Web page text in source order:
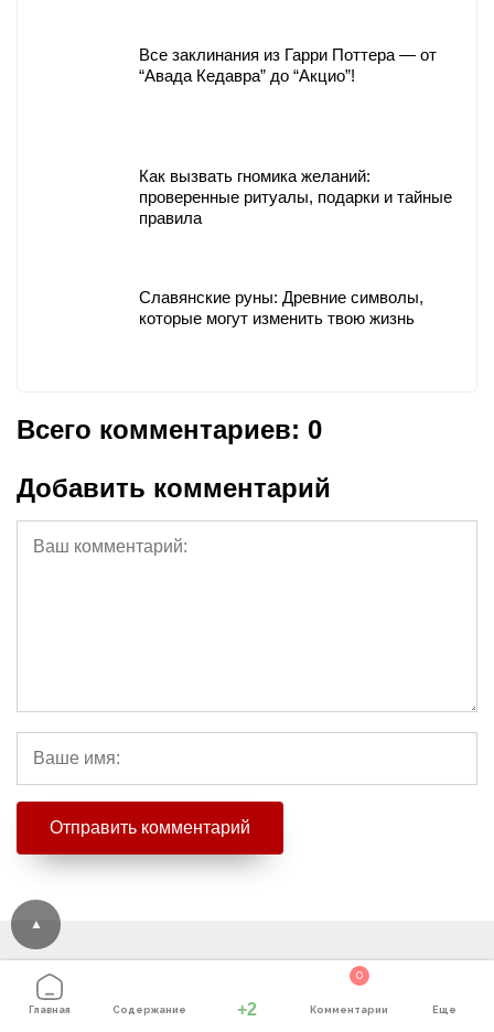
Все заклинания из Гарри Поттера — от
“Авада Кедавра” до “Акцио”!
Как вызвать гномика желаний:
проверенные ритуалы, подарки и тайные
правила
Славянские руны: Древние символы,
которые могут изменить твою жизнь
Всего комментариев: 0
Добавить комментарий
Главная Содержание +2 Комментарии
0
Еще